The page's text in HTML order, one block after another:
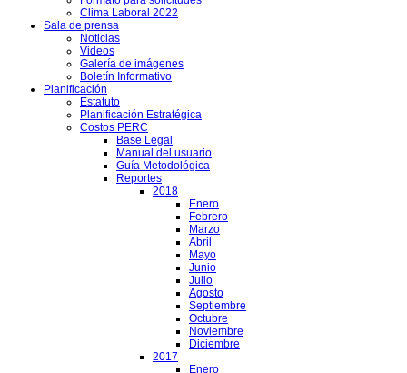
Clima Laboral 2022
Sala de prensa
Noticias
Videos
Galería de imágenes
Boletín Informativo
Planificación
Estatuto
Planificación Estratégica
Costos PERC
Base Legal
Manual del usuario
Guía Metodológica
Reportes
2018
Enero
Febrero
Marzo
Abril
Mayo
Junio
Julio
Agosto
Septiembre
Octubre
Noviembre
Diciembre
2017
Enero